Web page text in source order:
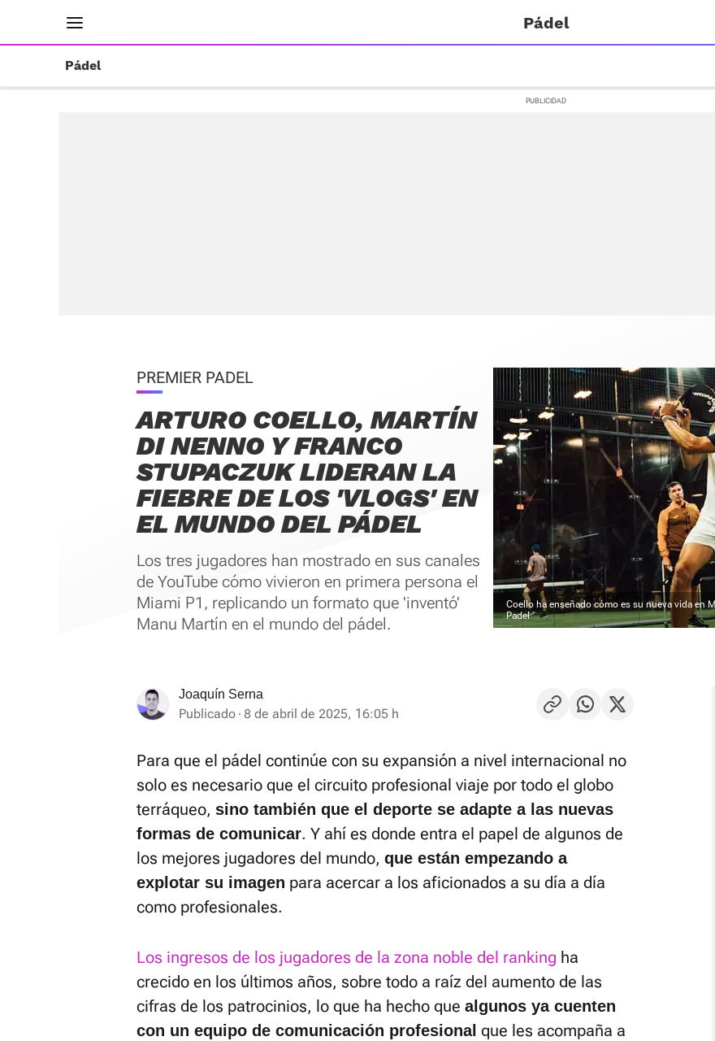
Pádel
Pádel
PREMIER PADEL
ARTURO COELLO, MARTÍN
DI NENNO Y FRANCO
STUPACZUK LIDERAN LA
FIEBRE DE LOS 'VLOGS' EN
EL MUNDO DEL PÁDEL
Los tres jugadores han mostrado en sus canales
de YouTube cómo vivieron en primera persona el
Miami P1, replicando un formato que 'inventó'
Manu Martín en el mundo del pádel.
Coello ha enseñado cómo es su nueva vida en
Padel
Joaquín Serna
Publicado 8 de abril de 2025, 16:05 h
Para que el pádel continúe con su expansión a nivel internacional no
solo es necesario que el circuito profesional viaje por todo el globo
terráqueo, sino también que el deporte se adapte a las nuevas
formas de comunicar. Y ahí es donde entra el papel de algunos de
los mejores jugadores del mundo, que están empezando a
explotar su imagen para acercar a los aficionados a su día a día
como profesionales.
Los ingresos de los jugadores de la zona noble del ranking ha
crecido en los últimos años, sobre todo a raíz del aumento de las
cifras de los patrocinios, lo que ha hecho que algunos ya cuenten
con un equipo de comunicación profesional que les acompaña a